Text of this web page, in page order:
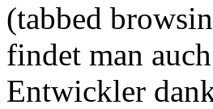
(tabbed
findet man
Entwickler